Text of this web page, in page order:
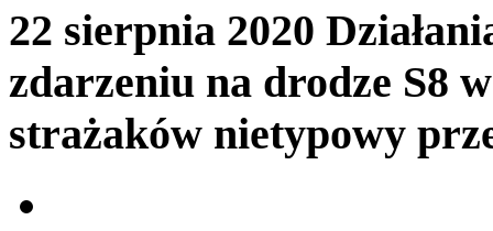
22 sierpnia 2020
zdarzeniu na drodze S8
strażaków nietypowy